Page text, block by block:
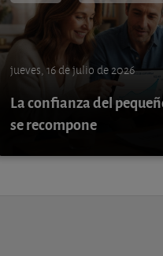
jueves, 16 de julio de 2026
La confianza del
se recompone